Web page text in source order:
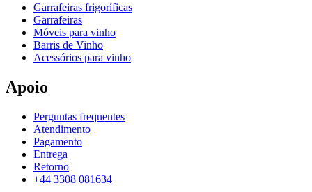
Garrafeiras frigoríficas
Garrafeiras
Móveis para vinho
Barris de Vinho
Acessórios para vinho
Apoio
Perguntas frequentes
Atendimento
Pagamento
Entrega
Retorno
+44 3308 081634